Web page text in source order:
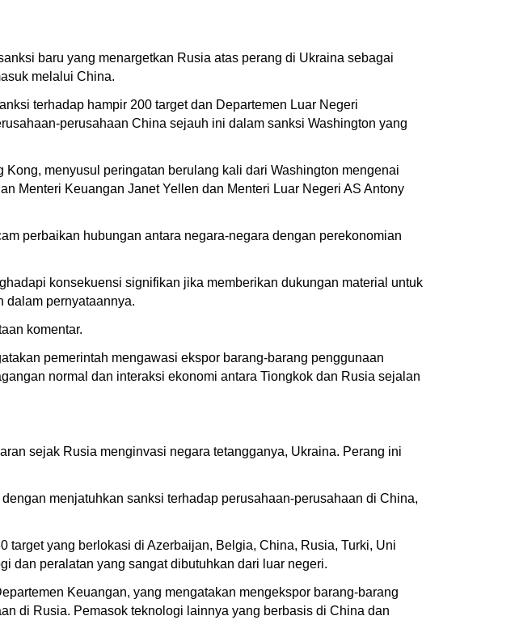
baru yang menargetkan Rusia atas perang di Ukraina sebagai
melalui China.
terhadap hampir 200 target dan Departemen Luar Negeri
perusahaan China sejauh ini dalam sanksi Washington yang
menyusul peringatan berulang kali dari Washington mengenai
Menteri Keuangan Janet Yellen dan Menteri Luar Negeri AS Antony
perbaikan hubungan antara negara-negara dengan perekonomian
konsekuensi signifikan jika memberikan dukungan material untuk
dalam pernyataannya.
komentar.
pemerintah mengawasi ekspor barang-barang penggunaan
normal dan interaksi ekonomi antara Tiongkok dan Rusia sejalan
sejak Rusia menginvasi negara tetangganya, Ukraina. Perang ini
menjatuhkan sanksi terhadap perusahaan-perusahaan di China,
yang berlokasi di Azerbaijan, Belgia, China, Rusia, Turki, Uni
dan peralatan yang sangat dibutuhkan dari luar negeri.
Keuangan, yang mengatakan mengekspor barang-barang
di Rusia. Pemasok teknologi lainnya yang berbasis di China dan